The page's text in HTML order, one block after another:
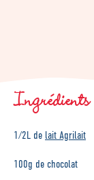
Ingrédients
1/2L de lait Agrilait
100g de chocolat